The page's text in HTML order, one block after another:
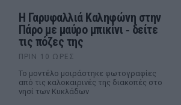
Η Γαρυφαλλιά Καληφώνη στην
Πάρο με μαύρο μπικίνι ‑ δείτε
τις πόζες της
ΠΡΙΝ 10 ΏΡΕΣ
Το μοντέλο μοιράστηκε φωτογραφίες
από τις καλοκαιρινές της διακοπές στο
νησί των Κυκλάδων